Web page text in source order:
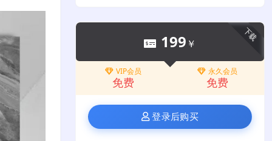
下载
199 ￥
VIP会员
免费
永久会员
免费
登录后购买